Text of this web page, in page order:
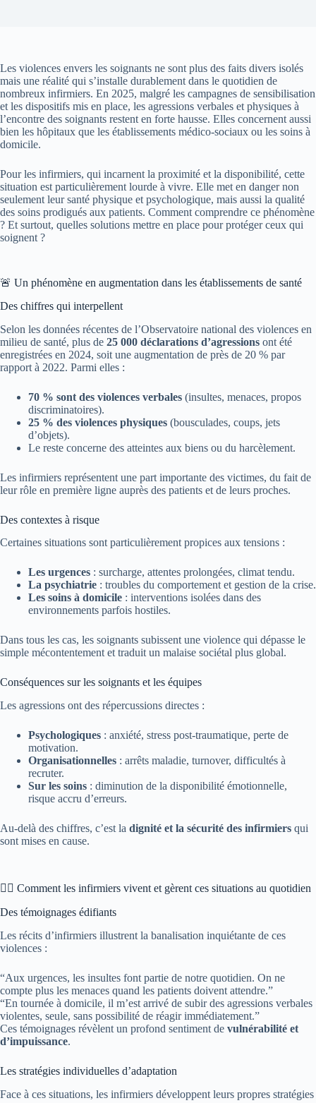
Les violences envers les soignants ne sont plus des faits divers isolés
mais une réalité qui s’installe durablement dans le quotidien de
nombreux infirmiers. En 2025, malgré les campagnes de sensibilisation
et les dispositifs mis en place, les agressions verbales et physiques à
l’encontre des soignants restent en forte hausse. Elles concernent aussi
bien les hôpitaux que les établissements médico-sociaux ou les soins à
domicile.
Pour les infirmiers, qui incarnent la proximité et la disponibilité, cette
situation est particulièrement lourde à vivre. Elle met en danger non
seulement leur santé physique et psychologique, mais aussi la qualité
des soins prodigués aux patients. Comment comprendre ce phénomène
? Et surtout, quelles solutions mettre en place pour protéger ceux qui
soignent ?
🚨 Un phénomène en augmentation dans les établissements de santé
Des chiffres qui interpellent
Selon les données récentes de l’Observatoire national des violences en
milieu de santé, plus de 25 000 déclarations d’agressions ont été
enregistrées en 2024, soit une augmentation de près de 20 % par
rapport à 2022. Parmi elles :
70 % sont des violences verbales (insultes, menaces, propos
discriminatoires).
25 % des violences physiques (bousculades, coups, jets
d’objets).
Le reste concerne des atteintes aux biens ou du harcèlement.
Les infirmiers représentent une part importante des victimes, du fait de
leur rôle en première ligne auprès des patients et de leurs proches.
Des contextes à risque
Certaines situations sont particulièrement propices aux tensions :
Les urgences : surcharge, attentes prolongées, climat tendu.
La psychiatrie : troubles du comportement et gestion de la crise.
Les soins à domicile : interventions isolées dans des
environnements parfois hostiles.
Dans tous les cas, les soignants subissent une violence qui dépasse le
simple mécontentement et traduit un malaise sociétal plus global.
Conséquences sur les soignants et les équipes
Les agressions ont des répercussions directes :
Psychologiques : anxiété, stress post-traumatique, perte de
motivation.
Organisationnelles : arrêts maladie, turnover, difficultés à
recruter.
Sur les soins : diminution de la disponibilité émotionnelle,
risque accru d’erreurs.
Au-delà des chiffres, c’est la dignité et la sécurité des infirmiers qui
sont mises en cause.
👩‍⚕️ Comment les infirmiers vivent et gèrent ces situations au quotidien
Des témoignages édifiants
Les récits d’infirmiers illustrent la banalisation inquiétante de ces
violences :
“Aux urgences, les insultes font partie de notre quotidien. On ne
compte plus les menaces quand les patients doivent attendre.”
“En tournée à domicile, il m’est arrivé de subir des agressions verbales
violentes, seule, sans possibilité de réagir immédiatement.”
Ces témoignages révèlent un profond sentiment de vulnérabilité et
d’impuissance.
Les stratégies individuelles d’adaptation
Face à ces situations, les infirmiers développent leurs propres stratégies